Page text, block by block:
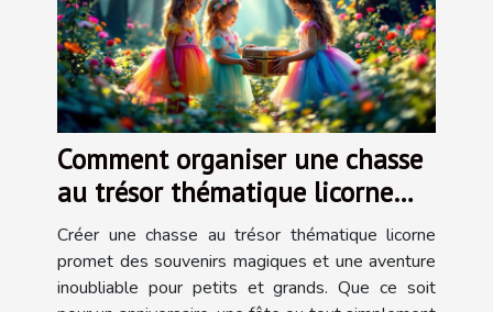
Comment organiser une chasse
au trésor thématique licorne
inoubliable ?
Créer une chasse au trésor thématique licorne
promet des souvenirs magiques et une aventure
inoubliable pour petits et grands. Que ce soit